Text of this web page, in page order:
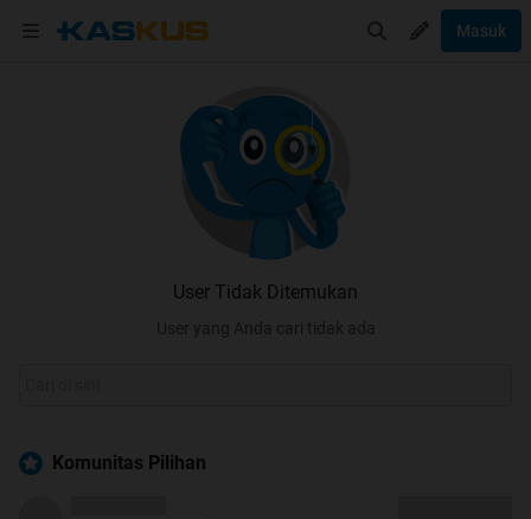
Masuk
User Tidak Ditemukan
User yang Anda cari tidak ada
Komunitas Pilihan